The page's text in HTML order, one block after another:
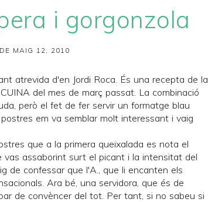
i gorgonzola
DE MAIG 12, 2010
atrevida d'en Jordi Roca. És una recepta de la
CUINA del mes de març passat. La combinació
però el fet de fer servir un formatge blau
em va semblar molt interessant i vaig
que a la primera queixalada es nota el
vas assaborint surt el picant i la intensitat del
de confessar que l'A., que li encanten els
Ara bé, una servidora, que és de
de convèncer del tot. Per tant, si no sabeu si